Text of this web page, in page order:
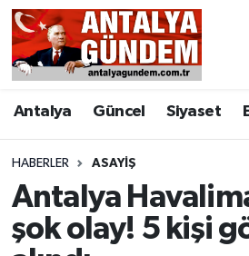
Antalya Güncel Siyaset
HABERLER ASAYIŞ
Antalya
şok olay! 5 kişi
Antalya
Asayiş
Bilim & Teknoloji
Bölge
Antalya Nöbetçi Eczaneler
Antalya Hava Durumu
Antalya Namaz Vakitleri
Antalya Trafik Yoğunluk